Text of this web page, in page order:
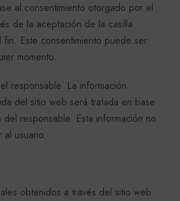
al consentimiento otorgado por el
de la aceptación de la casilla
fin. Este consentimiento puede ser
momento.
responsable. La información
del sitio web será tratada en base
responsable. Esta información no
al usuario.
obtenidos a través del sitio web